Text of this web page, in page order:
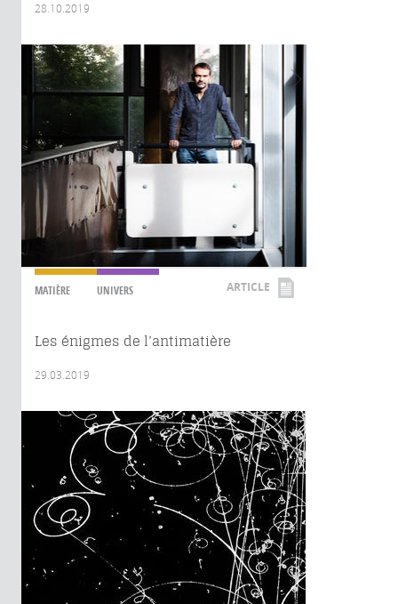
28.10.2019
MATIÈRE UNIVERS ARTICLE
Les énigmes de l’antimatière
29.03.2019